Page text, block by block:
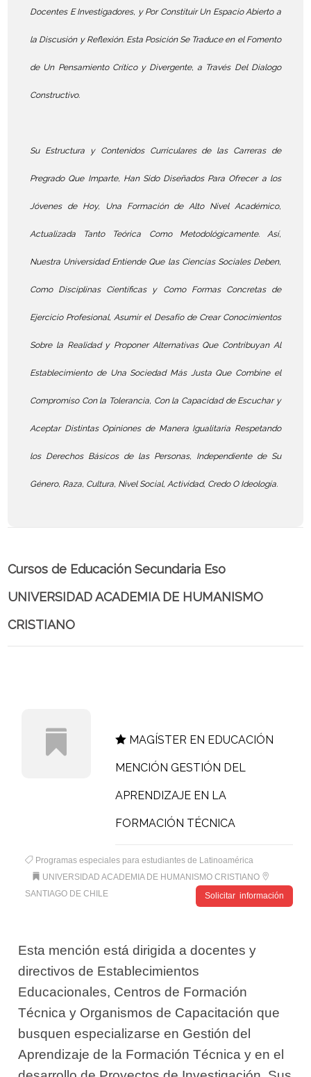
Docentes E Investigadores, y Por Constituir Un Espacio Abierto a
la Discusión y Reflexión. Esta Posición Se Traduce en el Fomento
de Un Pensamiento Crítico y Divergente, a Través Del Dialogo
Constructivo.
Su Estructura y Contenidos Curriculares de las Carreras de
Pregrado Que Imparte, Han Sido Diseñados Para Ofrecer a los
Jóvenes de Hoy, Una Formación de Alto Nivel Académico,
Actualizada Tanto Teórica Como Metodológicamente. Así,
Nuestra Universidad Entiende Que las Ciencias Sociales Deben,
Como Disciplinas Científicas y Como Formas Concretas de
Ejercicio Profesional, Asumir el Desafío de Crear Conocimientos
Sobre la Realidad y Proponer Alternativas Que Contribuyan Al
Establecimiento de Una Sociedad Más Justa Que Combine el
Compromiso Con la Tolerancia, Con la Capacidad de Escuchar y
Aceptar Distintas Opiniones de Manera Igualitaria Respetando
los Derechos Básicos de las Personas, Independiente de Su
Género, Raza, Cultura, Nivel Social, Actividad, Credo O Ideología.
Cursos de Educación Secundaria Eso
UNIVERSIDAD ACADEMIA DE HUMANISMO
CRISTIANO
MAGÍSTER EN EDUCACIÓN
MENCIÓN GESTIÓN DEL
APRENDIZAJE EN LA
FORMACIÓN TÉCNICA
Programas especiales para estudiantes de Latinoamérica
UNIVERSIDAD ACADEMIA DE HUMANISMO CRISTIANO
SANTIAGO DE CHILE
Solicitar información
Esta mención está dirigida a docentes y
directivos de Establecimientos
Educacionales, Centros de Formación
Técnica y Organismos de Capacitación que
busquen especializarse en Gestión del
Aprendizaje de la Formación Técnica y en el